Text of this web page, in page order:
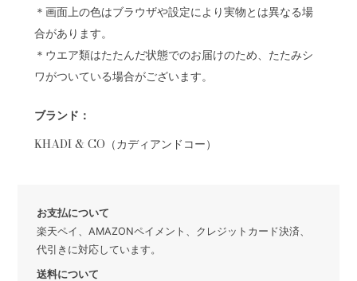
＊画面上の色はブラウザや設定により実物とは異なる場
合があります。
＊ウエア類はたたんだ状態でのお届けのため、たたみシ
ワがついている場合がございます。
ブランド：
KHADI & CO（カディアンドコー）
お支払について
楽天ペイ、AMAZONペイメント、クレジットカード決済、
代引きに対応しています。
送料について